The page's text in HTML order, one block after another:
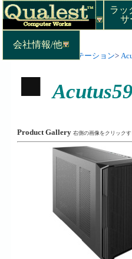
ラッ
サ
会社情報/他
ワークステーション>
Product Gallery 右側の画像をクリック